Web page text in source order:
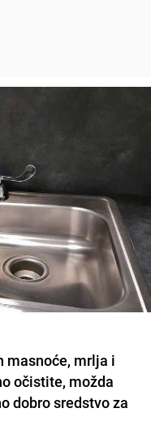
masnoće, mrlja i
očistite, možda
dobro sredstvo za